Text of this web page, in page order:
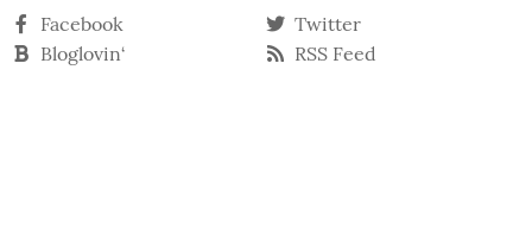
Facebook
Twitter
Bloglovin‘
RSS Feed